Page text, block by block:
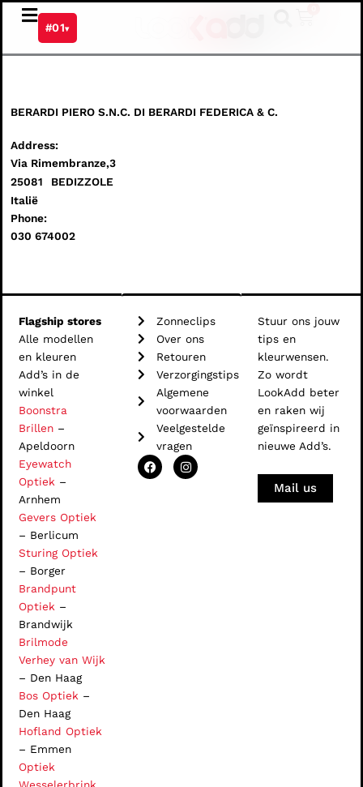
#01▾
BERARDI PIERO S.N.C. DI BERARDI FEDERICA & C.
Address:
Via Rimembranze,3
25081
BEDIZZOLE
Italië
Phone:
030 674002
Flagship stores
Alle modellen
en kleuren
Add’s in de
winkel
Boonstra
Brillen –
Apeldoorn
Eyewatch
Optiek –
Arnhem
Gevers Optiek
– Berlicum
Sturing Optiek
– Borger
Brandpunt
Optiek –
Brandwijk
Brilmode
Verhey van Wijk
– Den Haag
Bos Optiek –
Den Haag
Hofland Optiek
– Emmen
Optiek
Zonneclips
Over ons
Retouren
Verzorgingstips
Algemene
voorwaarden
Veelgestelde
vragen
F
a
c
I
n
s
Stuur ons jouw
tips en
kleurwensen.
Zo wordt
LookAdd beter
en raken wij
geïnspireerd in
nieuwe Add’s.
Mail us